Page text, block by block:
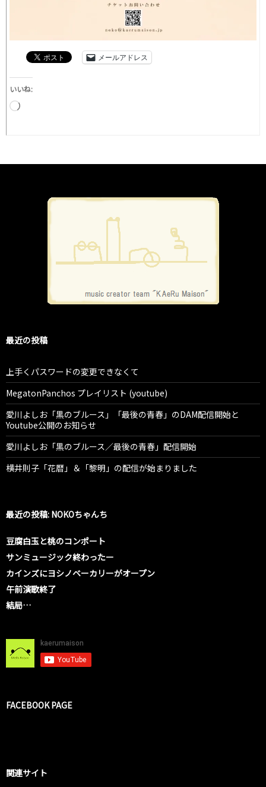
メールアドレス
いいね:
読
最近の投稿
上手くパスワードの変更できなくて
MegatonPanchos プレイリスト (youtube)
愛川よしお「黒のブルース」「最後の青春」のDAM配信開始と
Youtube公開のお知らせ
愛川よしお「黒のブルース／最後の青春」配信開始
横井則子「花暦」＆「黎明」の配信が始まりました
最近の投稿: NOKOちゃんち
豆腐白玉と桃のコンポート
サンミュージック終わったー
カインズにヨシノベーカリーがオープン
午前演歌終了
結局…
FACEBOOK PAGE
関連サイト